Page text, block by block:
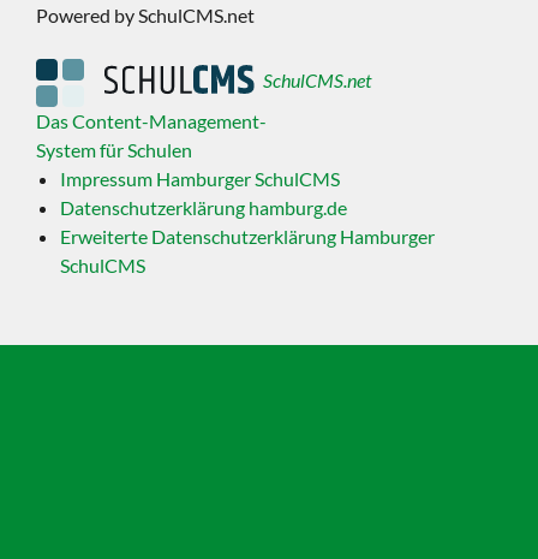
Powered by SchulCMS.net
SchulCMS.net
Das Content-Management-
System für Schulen
Impressum Hamburger SchulCMS
Datenschutzerklärung hamburg.de
Erweiterte Datenschutzerklärung Hamburger
SchulCMS